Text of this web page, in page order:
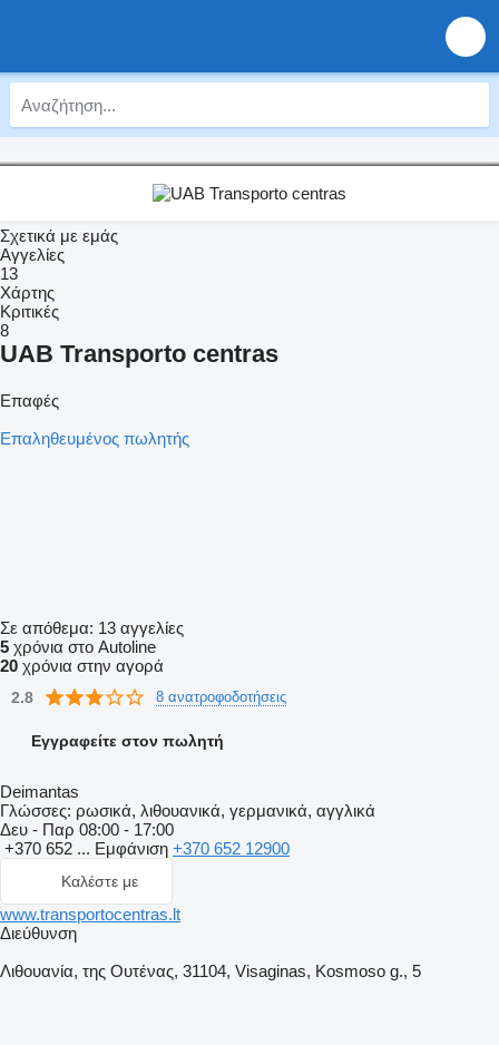
Σχετικά με εμάς
Αγγελίες
13
Χάρτης
Κριτικές
8
UAB Transporto centras
Επαφές
Επαληθευμένος πωλητής
Σε απόθεμα: 13 αγγελίες
5 χρόνια στο Autoline
20 χρόνια στην αγορά
2.8 8 ανατροφοδοτήσεις
Εγγραφείτε στον πωλητή
Deimantas
Γλώσσες: ρωσικά, λιθουανικά, γερμανικά, αγγλικά
Δευ - Παρ 08:00 - 17:00
+370 652 ... Εμφάνιση +370 652 12900
Καλέστε με
www.transportocentras.lt
Διεύθυνση
Λιθουανία, της Ουτένας, 31104, Visaginas, Kosmoso g., 5